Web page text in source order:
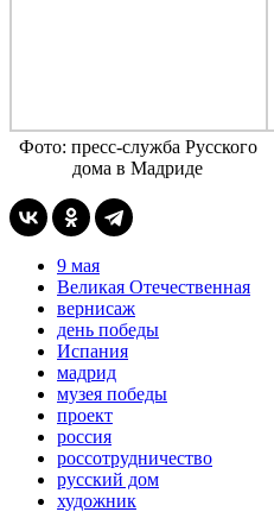
Фото: пресс-служба Русского
дома в Мадриде
9 мая
Великая Отечественная
вернисаж
день победы
Испания
мадрид
музея победы
проект
россия
россотрудничество
русский дом
художник